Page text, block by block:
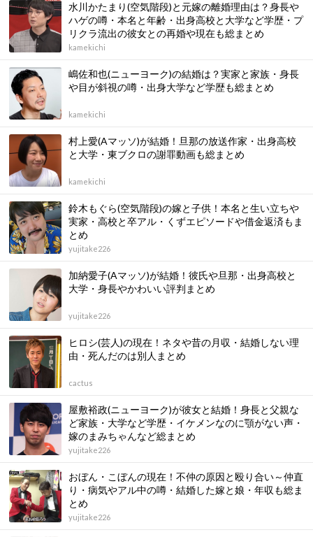
水川かたまり(空気階段)と元嫁の離婚理由は？身長や
ハゲの噂・本名と年齢・出身高校と大学など学歴・プ
リクラ流出の彼女との再婚や現在も総まとめ
kamekichi
嶋佐和也(ニューヨーク)の結婚は？実家と家族・身長
や目が斜視の噂・出身大学など学歴も総まとめ
kamekichi
村上愛(Aマッソ)が結婚！旦那の放送作家・出身高校
と大学・東ブクロの謝罪動画も総まとめ
kamekichi
鈴木もぐら(空気階段)の嫁と子供！本名と生い立ちや
実家・高校と卒アル・くずエピソードや借金返済もま
とめ
yujitake226
加納愛子(Aマッソ)が結婚！彼氏や旦那・出身高校と
大学・身長やかわいい評判まとめ
yujitake226
ヒロシ(芸人)の現在！ネタや昔の月収・結婚しない理
由・死んだのは別人まとめ
cactus
屋敷裕政(ニューヨーク)が彼女と結婚！身長と父親な
ど家族・大学など学歴・イケメンなのに顎がない声・
嫁のまみちゃんなど総まとめ
yujitake226
おぼん・こぼんの現在！不仲の原因と殴り合い～仲直
り・病気やアル中の噂・結婚した嫁と娘・年収も総ま
とめ
yujitake226